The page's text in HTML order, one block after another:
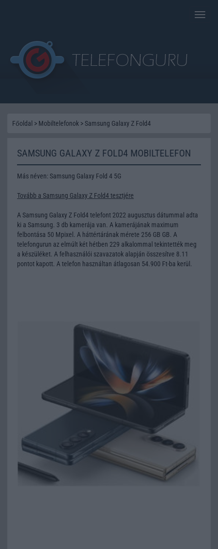
Toggle
Főoldal > Mobiltelefonok > Samsung Galaxy Z Fold4
SAMSUNG GALAXY Z FOLD4 MOBILTELEFON
Más néven: Samsung Galaxy Fold 4 5G
Tovább a Samsung Galaxy Z Fold4 tesztjére
A Samsung Galaxy Z Fold4 telefont 2022 augusztus dátummal adta
ki a Samsung. 3 db kamerája van. A kamerájának maximum
felbontása 50 Mpixel. A háttértárának mérete 256 GB GB. A
telefongurun az elmúlt két hétben 229 alkalommal tekintették meg
a készüléket. A felhasználói szavazatok alapján összesítve 8.11
pontot kapott. A telefon használtan átlagosan 54.900 Ft-ba kerül.